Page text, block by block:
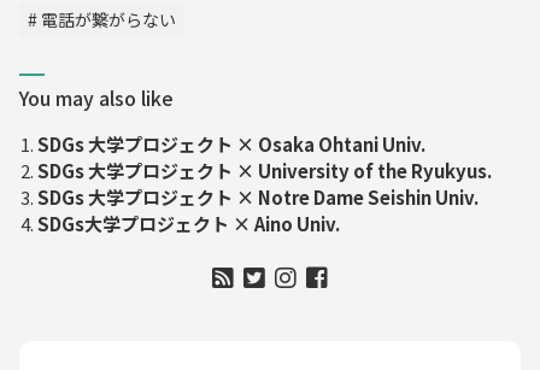
電話が繋がらない
You may also like
SDGs 大学プロジェクト × Osaka Ohtani Univ.
SDGs 大学プロジェクト × University of the Ryukyus.
SDGs 大学プロジェクト × Notre Dame Seishin Univ.
SDGs大学プロジェクト × Aino Univ.